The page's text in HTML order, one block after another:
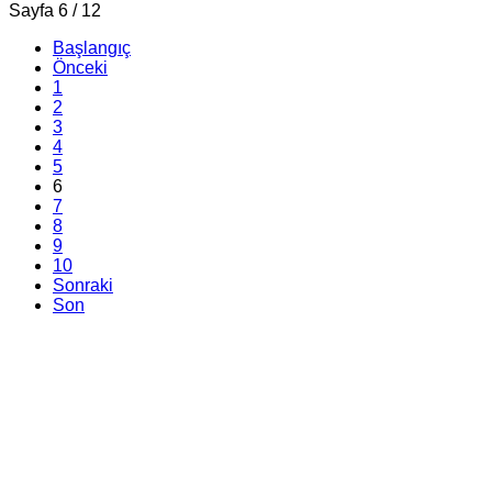
Sayfa 6 / 12
Başlangıç
Önceki
1
2
3
4
5
6
7
8
9
10
Sonraki
Son